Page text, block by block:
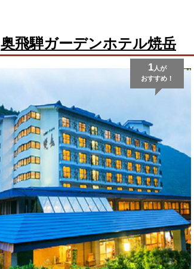
奥飛騨ガーデンホテル焼岳
1人が
おすすめ！